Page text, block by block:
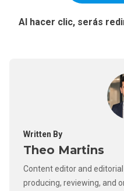
Al hacer clic, serás
Written By
Theo Martins
Content editor and
producing, reviewing, and